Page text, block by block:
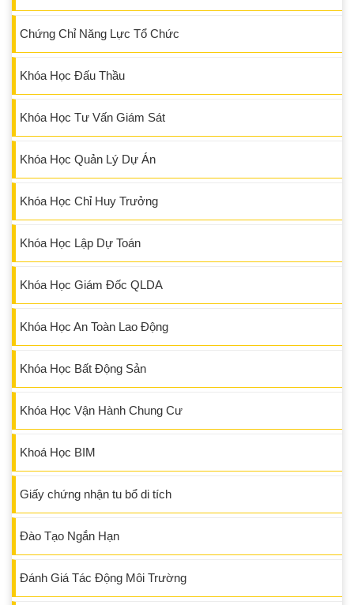
Chứng Chỉ Năng Lực Tổ Chức
Khóa Học Đấu Thầu
Khóa Học Tư Vấn Giám Sát
Khóa Học Quản Lý Dự Án
Khóa Học Chỉ Huy Trưởng
Khóa Học Lập Dự Toán
Khóa Học Giám Đốc QLDA
Khóa Học An Toàn Lao Động
Khóa Học Bất Động Sản
Khóa Học Vận Hành Chung Cư
Khoá Học BIM
Giấy chứng nhận tu bổ di tích
Đào Tạo Ngắn Hạn
Đánh Giá Tác Động Môi Trường